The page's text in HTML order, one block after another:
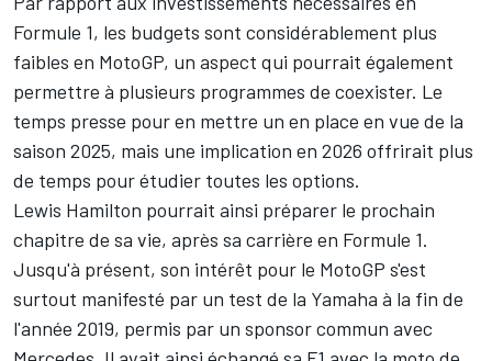
Formule 1, les budgets sont considérablement plus
faibles en MotoGP, un aspect qui pourrait également
permettre à plusieurs programmes de coexister. Le
temps presse pour en mettre un en place en vue de la
saison 2025, mais une implication en 2026 offrirait plus
de temps pour étudier toutes les options.
Lewis Hamilton pourrait ainsi préparer le prochain
chapitre de sa vie, après sa carrière en Formule 1.
Jusqu'à présent, son intérêt pour le MotoGP s'est
surtout manifesté par un test de la Yamaha à la fin de
l'année 2019, permis par un sponsor commun avec